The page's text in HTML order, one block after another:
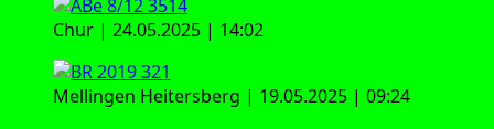
Chur | 24.05.2025 | 14:02
Mellingen Heitersberg | 19.05.2025 | 09:24